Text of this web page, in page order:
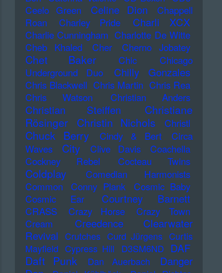
Ceelo Green
Celine Dion
Chappell
Roan
Charley Pride Charli XCX
Charlie Cunningham Charlotte De Witte
Cheb Khaled
Cher Cherno Jobatey
Chet Baker Chic
Chicago
Underground Duo
Chilly Gonzales
Chris Blackwell Chris Martin Chris Rea
Chris Watson
Christian Anders
Christian Steiffen
Christiane
Rösinger
Christin Nichols Christl
Chuck Berry Cindy & Bert
Circa
Waves
City Clive Davis
Coachella
Cockney Rebel
Cocteau Twins
Coldplay
Comedian Harmonists
Common
Conny Plank
Cosmic Baby
Cosmic Ear
Courtney Barnett
CRASS Crazy Horse
Crazy Town
Cream
Creedence Clearwater
Revival
Crutches Curd Jürgens Curtis
Mayfield Cypress Hill D3SM6ND DAF
Daft Punk Dan Auerbach
Danger